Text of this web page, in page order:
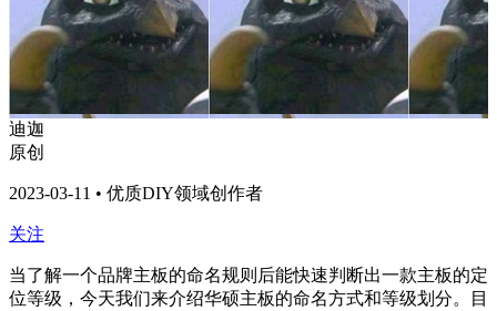
迪迦
原创
2023-03-11 • 优质DIY领域创作者
关注
当了解一个品牌主板的命名规则后能快速判断出一款主板的定
位等级，今天我们来介绍华硕主板的命名方式和等级划分。目